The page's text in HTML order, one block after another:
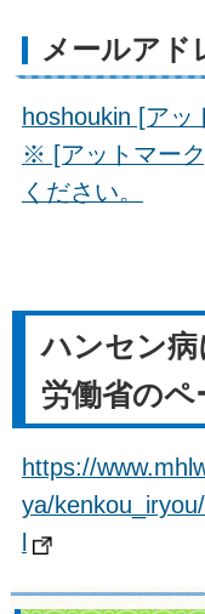
メールアド
hoshoukin [アッ
※ [アットマー
ください。
ハンセン
労働省のペ
https://
ya/